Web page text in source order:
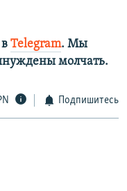
Telegram. Мы
молчать.
Подпишитесь